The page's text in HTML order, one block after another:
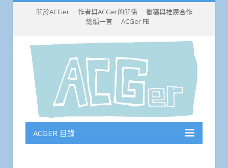
關於ACGer 作者與ACGer的關係
徵稿與推廣合作
總編一言
ACGer FB
ACGER 目錄